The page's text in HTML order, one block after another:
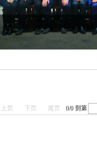
上页 下页 尾页 0/0 到第